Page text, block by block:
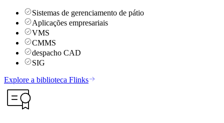
Sistemas de gerenciamento de pátio
Aplicações empresariais
VMS
CMMS
despacho CAD
SIG
Explore a biblioteca Flinks